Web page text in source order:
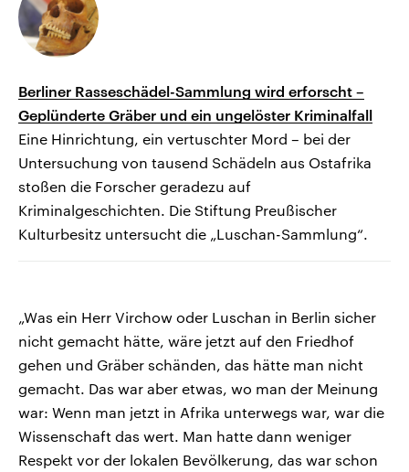
Berliner Rasseschädel-Sammlung wird erforscht –
Geplünderte Gräber und ein ungelöster Kriminalfall
Eine Hinrichtung, ein vertuschter Mord – bei der
Untersuchung von tausend Schädeln aus Ostafrika
stoßen die Forscher geradezu auf
Kriminalgeschichten. Die Stiftung Preußischer
Kulturbesitz untersucht die „Luschan-Sammlung“.
„Was ein Herr Virchow oder Luschan in Berlin sicher
nicht gemacht hätte, wäre jetzt auf den Friedhof
gehen und Gräber schänden, das hätte man nicht
gemacht. Das war aber etwas, wo man der Meinung
war: Wenn man jetzt in Afrika unterwegs war, war die
Wissenschaft das wert. Man hatte dann weniger
Respekt vor der lokalen Bevölkerung, das war schon